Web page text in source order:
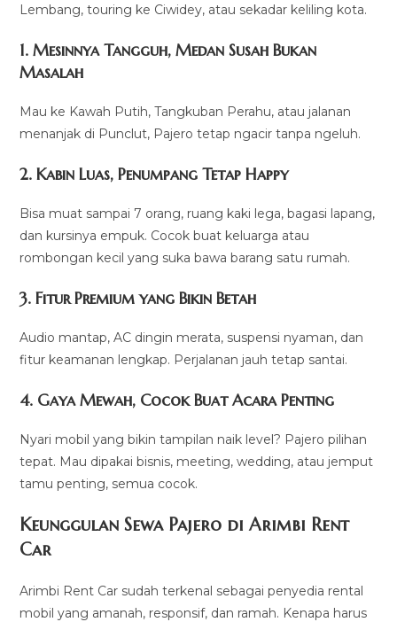
Lembang, touring ke Ciwidey, atau sekadar keliling kota.
1. Mesinnya Tangguh, Medan Susah Bukan
Masalah
Mau ke Kawah Putih, Tangkuban Perahu, atau jalanan
menanjak di Punclut, Pajero tetap ngacir tanpa ngeluh.
2. Kabin Luas, Penumpang Tetap Happy
Bisa muat sampai 7 orang, ruang kaki lega, bagasi lapang,
dan kursinya empuk. Cocok buat keluarga atau
rombongan kecil yang suka bawa barang satu rumah.
3. Fitur Premium yang Bikin Betah
Audio mantap, AC dingin merata, suspensi nyaman, dan
fitur keamanan lengkap. Perjalanan jauh tetap santai.
4. Gaya Mewah, Cocok Buat Acara Penting
Nyari mobil yang bikin tampilan naik level? Pajero pilihan
tepat. Mau dipakai bisnis, meeting, wedding, atau jemput
tamu penting, semua cocok.
Keunggulan Sewa Pajero di Arimbi Rent
Car
Arimbi Rent Car sudah terkenal sebagai penyedia rental
mobil yang amanah, responsif, dan ramah. Kenapa harus